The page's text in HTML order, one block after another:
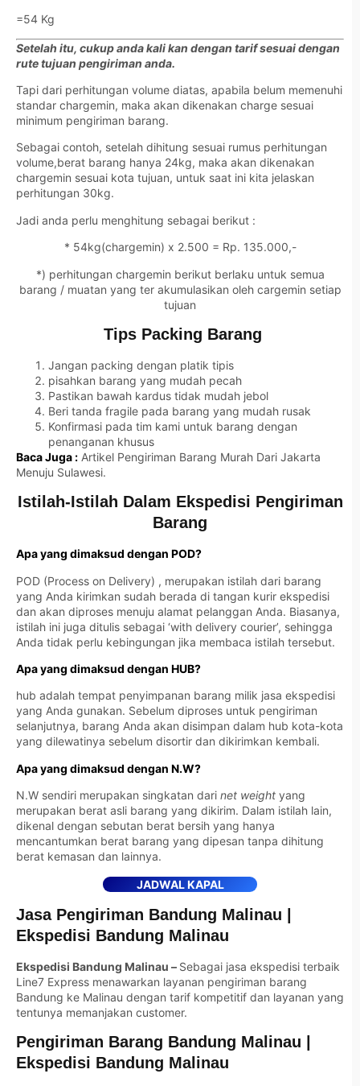
=54 Kg
Setelah itu, cukup anda kali kan dengan tarif sesuai dengan
rute tujuan pengiriman anda.
Tapi dari perhitungan volume diatas, apabila belum memenuhi
standar chargemin, maka akan dikenakan charge sesuai
minimum pengiriman barang.
Sebagai contoh, setelah dihitung sesuai rumus perhitungan
volume,berat barang hanya 24kg, maka akan dikenakan
chargemin sesuai kota tujuan, untuk saat ini kita jelaskan
perhitungan 30kg.
Jadi anda perlu menghitung sebagai berikut :
* 54kg(chargemin) x 2.500 = Rp. 135.000,-
*) perhitungan chargemin berikut berlaku untuk semua
barang / muatan yang ter akumulasikan oleh cargemin setiap
tujuan
Tips Packing Barang
Jangan packing dengan platik tipis
pisahkan barang yang mudah pecah
Pastikan bawah kardus tidak mudah jebol
Beri tanda fragile pada barang yang mudah rusak
Konfirmasi pada tim kami untuk barang dengan
penanganan khusus
Baca Juga : Artikel Pengiriman Barang Murah Dari Jakarta
Menuju Sulawesi.
Istilah-Istilah Dalam Ekspedisi Pengiriman
Barang
Apa yang dimaksud dengan POD?
POD (Process on Delivery) , merupakan istilah dari barang
yang Anda kirimkan sudah berada di tangan kurir ekspedisi
dan akan diproses menuju alamat pelanggan Anda. Biasanya,
istilah ini juga ditulis sebagai ‘with delivery courier’, sehingga
Anda tidak perlu kebingungan jika membaca istilah tersebut.
Apa yang dimaksud dengan HUB?
hub adalah tempat penyimpanan barang milik jasa ekspedisi
yang Anda gunakan. Sebelum diproses untuk pengiriman
selanjutnya, barang Anda akan disimpan dalam hub kota-kota
yang dilewatinya sebelum disortir dan dikirimkan kembali.
Apa yang dimaksud dengan N.W?
N.W sendiri merupakan singkatan dari net weight yang
merupakan berat asli barang yang dikirim. Dalam istilah lain,
dikenal dengan sebutan berat bersih yang hanya
mencantumkan berat barang yang dipesan tanpa dihitung
berat kemasan dan lainnya.
JADWAL KAPAL
Jasa Pengiriman Bandung Malinau |
Ekspedisi Bandung Malinau
Ekspedisi Bandung Malinau – Sebagai jasa ekspedisi terbaik
Line7 Express menawarkan layanan pengiriman barang
Bandung ke Malinau dengan tarif kompetitif dan layanan yang
tentunya memanjakan customer.
Pengiriman Barang Bandung Malinau
Ekspedisi Bandung Malinau